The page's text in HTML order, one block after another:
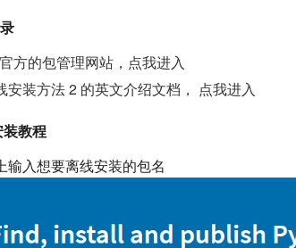
方的包管理网站，点我进入
安装方法 2 的英文介绍文档， 点我进入
教程
输入想要离线安装的包名